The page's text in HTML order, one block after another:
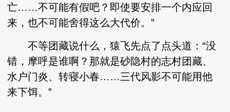
亡……不可能有假吧？即使要安排一个内应回
来，也不可能舍得这么大代价。”
不等团藏说什么，猿飞先点了点头道：“没
错，摩呼是谁啊？那就是砂隐村的志村团藏、
水户门炎、转寝小春……三代风影不可能用他
来下饵。”